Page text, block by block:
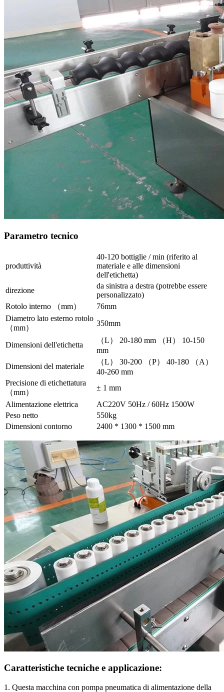
Parametro tecnico
produttività
40-120 bottiglie / min (riferito al
materiale e alle dimensioni
dell'etichetta)
direzione
da sinistra a destra (potrebbe essere
personalizzato)
Rotolo interno （mm）
76mm
Diametro lato esterno rotolo
（mm）
350mm
Dimensioni dell'etichetta
（L） 20-180 mm （H） 10-150
mm
Dimensioni del materiale
（L） 30-200 （P） 40-180 （A）
40-260 mm
Precisione di etichettatura
（mm）
± 1 mm
Alimentazione elettrica
AC220V 50Hz / 60Hz 1500W
Peso netto
550kg
Dimensioni contorno
2400 * 1300 * 1500 mm
Caratteristiche tecniche e applicazione:
1. Questa macchina con pompa pneumatica di alimentazione della